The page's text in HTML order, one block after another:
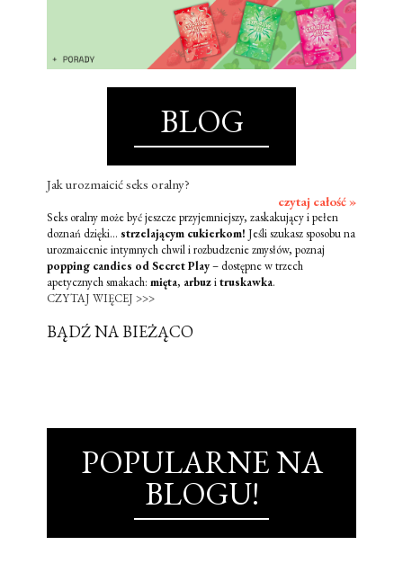
BLOG
Jak urozmaicić seks oralny?
czytaj całość »
Seks oralny może być jeszcze przyjemniejszy, zaskakujący i pełen
doznań dzięki... strzelającym cukierkom! Jeśli szukasz sposobu na
urozmaicenie intymnych chwil i rozbudzenie zmysłów, poznaj
popping candies od Secret Play– dostępne w trzech
apetycznych smakach: mięta, arbuzitruskawka.
CZYTAJ WIĘCEJ >>>
BĄDŹ NA BIEŻĄCO
POPULARNE NA
BLOGU!